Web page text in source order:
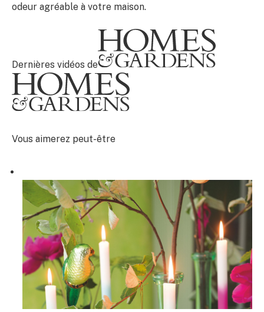
odeur agréable à votre maison.
Dernières vidéos de
Vous aimerez peut-être